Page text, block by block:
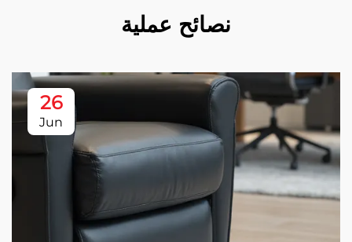
نصائح عملية
26
Jun